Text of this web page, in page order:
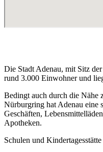
Die Stadt Adenau, mit Sitz
rund 3.000 Einwohner und
Bedingt auch durch die Nähe
Nürburgring hat Adenau eine
Geschäften,
Apotheken.
Schulen und